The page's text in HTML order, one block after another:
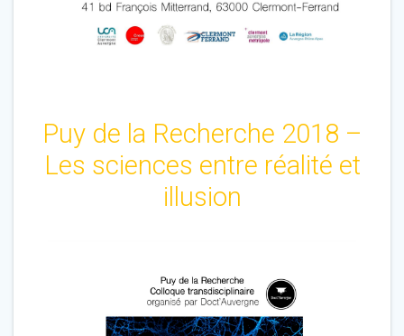
Puy de la Recherche 2018 –
Les sciences entre réalité et
illusion